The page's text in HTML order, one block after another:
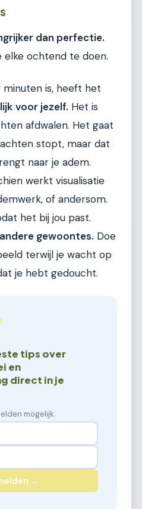
dan perfectie.
elke ochtend te doen.
minuten is, heeft het
voor jezelf. Het is
afdwalen. Het gaat
stopt, maar dat
naar je adem.
werkt visualisatie
of andersom.
het bij jou past.
gewoontes. Doe
terwijl je wacht op
je hebt gedoucht.
tips over
en
direct in je
mogelijk.
→